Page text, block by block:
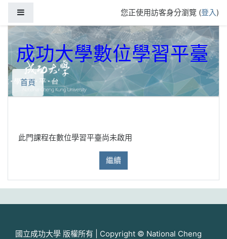
您正使用訪客身分瀏覽 (登入)
成功大學數位學習平臺
首頁
此門課程在數位學習平臺尚未啟用
繼續
國立成功大學 版權所有 | Copyright © National Cheng